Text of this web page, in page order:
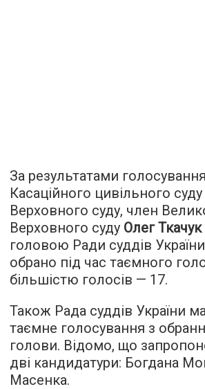
За результатами
Касаційного цивільного суду
Верховного суду, член
Верховного суду Олег Ткачук
головою Ради суддів
обрано під час таємного
більшістю голосів — 17.
Також Рада суддів України
таємне голосування з
голови. Відомо, що
дві кандидатури: Богдана
Масенка.